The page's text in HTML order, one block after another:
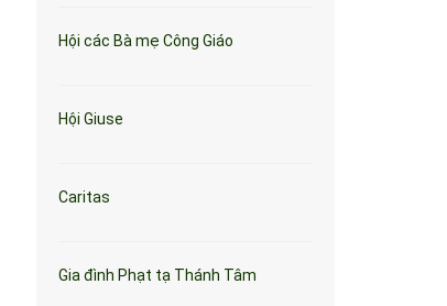
Hội các Bà mẹ Công Giáo
Hội Giuse
Caritas
Gia đình Phạt tạ Thánh Tâm